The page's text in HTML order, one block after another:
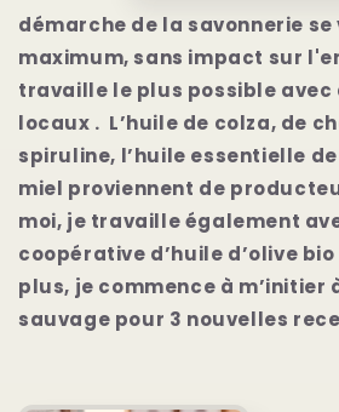
démarche de la savonnerie
maximum, sans impact sur
travaille le plus possible
locaux . L’huile de colza, de
spiruline, l’huile essentielle
miel proviennent de
moi, je travaille également
coopérative d’huile d’olive
plus, je commence à m’initier
sauvage pour 3 nouvelles